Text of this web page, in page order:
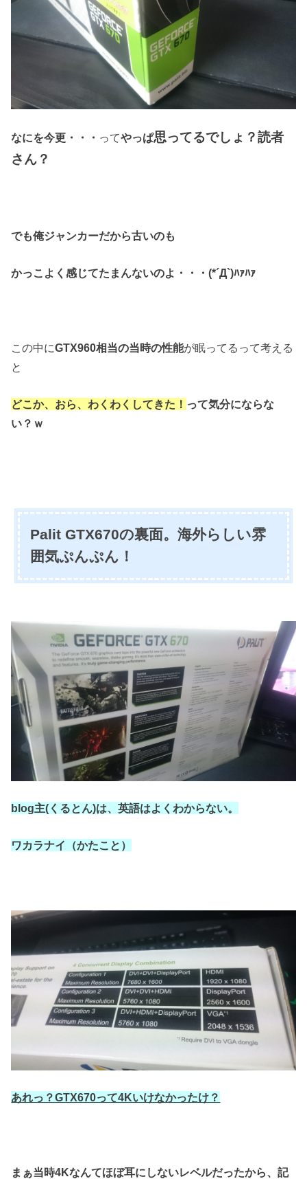
なにを今更・・・ ってやっぱ思ってるでしょ？読者
さん？
でも俺ジャンカーだから古いのも
かっこよく感じてたまんないのよ・・・(*´Д`)ﾊｧﾊｧ
この中にGTX960相当の当時の性能が眠ってるって考える
と
どこか、おら、わくわくしてきた！ って気分にならな
い？ｗ
Palit GTX670の裏面。海外らしい雰
囲気ぷんぷん！
blog主(くるとん)は、英語はよくわからない。
ワカラナイ（かたこと）
あれっ？GTX670って4Kいけなかったけ？
まぁ当時4Kなんてほぼ耳にしないレベルだったから、記